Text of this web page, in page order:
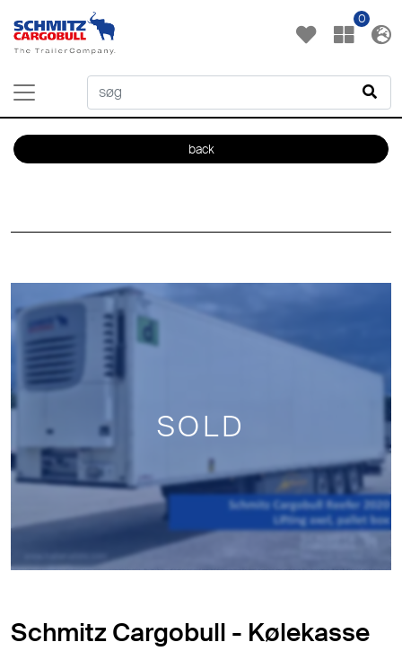
0
back
SOLD
Schmitz Cargobull - Kølekasse